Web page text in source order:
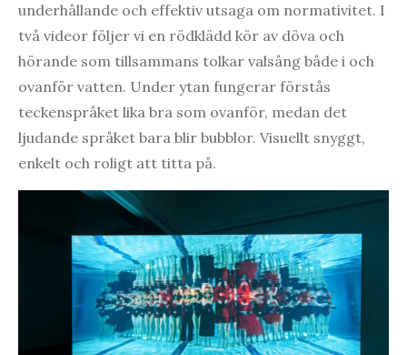
underhållande och effektiv utsaga om normativitet. I
två videor följer vi en rödklädd kör av döva och
hörande som tillsammans tolkar valsång både i och
ovanför vatten. Under ytan fungerar förstås
teckenspråket lika bra som ovanför, medan det
ljudande språket bara blir bubblor. Visuellt snyggt,
enkelt och roligt att titta på.